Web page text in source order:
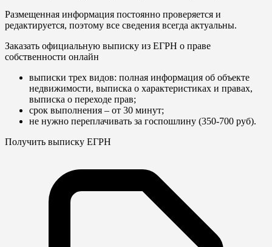
Размещенная информация постоянно проверяется и
редактируется, поэтому все сведения всегда актуальны.
Заказать официальную выписку из ЕГРН о праве
собственности онлайн
выписки трех видов: полная информация об объекте
недвижимости, выписка о характеристиках и правах,
выписка о переходе прав;
срок выполнения – от 30 минут;
не нужно переплачивать за госпошлину (350-700 руб).
Получить выписку ЕГРН